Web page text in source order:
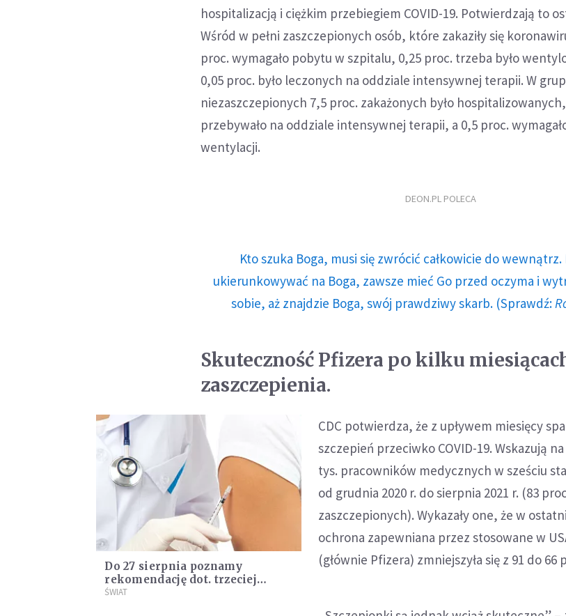
hospitalizacją i ciężkim przebiegiem COVID-19. Potwierdzają to
Wśród w pełni zaszczepionych osób, które zakaziły się
proc. wymagało pobytu w szpitalu, 0,25 proc. trzeba było
0,05 proc. było leczonych na oddziale intensywnej terapii. W
niezaszczepionych 7,5 proc. zakażonych było
przebywało na oddziale intensywnej terapii, a 0,5 proc.
wentylacji.
DEON.PL POLECA
Kto szuka Boga, musi się zwrócić całkowicie do wewnątrz.
ukierunkowywać na Boga, zawsze mieć Go przed oczyma i
sobie, aż znajdzie Boga, swój prawdziwy skarb. (Sprawdź:
Skuteczność Pfizera po kilku
zaszczepienia.
Do 27 sierpnia poznamy
rekomendację dot. trzeciej
dawki szczepienia
ŚWIAT
CDC potwierdza, że z upływem miesięcy
szczepień przeciwko COVID-19. Wskazują
tys. pracowników medycznych w sześciu
od grudnia 2020 r. do sierpnia 2021 r. (83
zaszczepionych). Wykazały one, że w
ochrona zapewniana przez stosowane w
(głównie Pfizera) zmniejszyła się z 91 do 66